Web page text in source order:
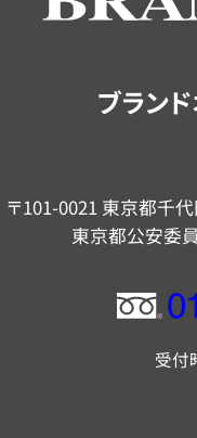
ブラン
〒101-0021 東京都千
東京都公安委
フ
ー
受付